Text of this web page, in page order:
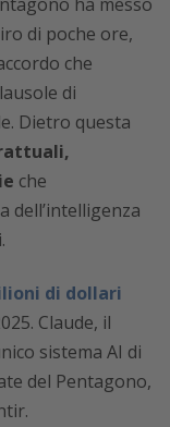
di poche ore,
che
di
Dietro questa
che
dell’intelligenza
di dollari
Claude, il
sistema AI di
del Pentagono,